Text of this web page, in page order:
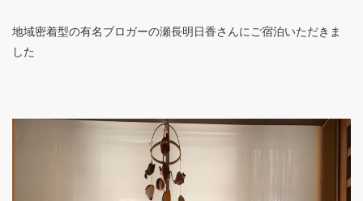
地域密着型の有名ブロガーの瀬長明日香さんにご宿泊いただきま
した